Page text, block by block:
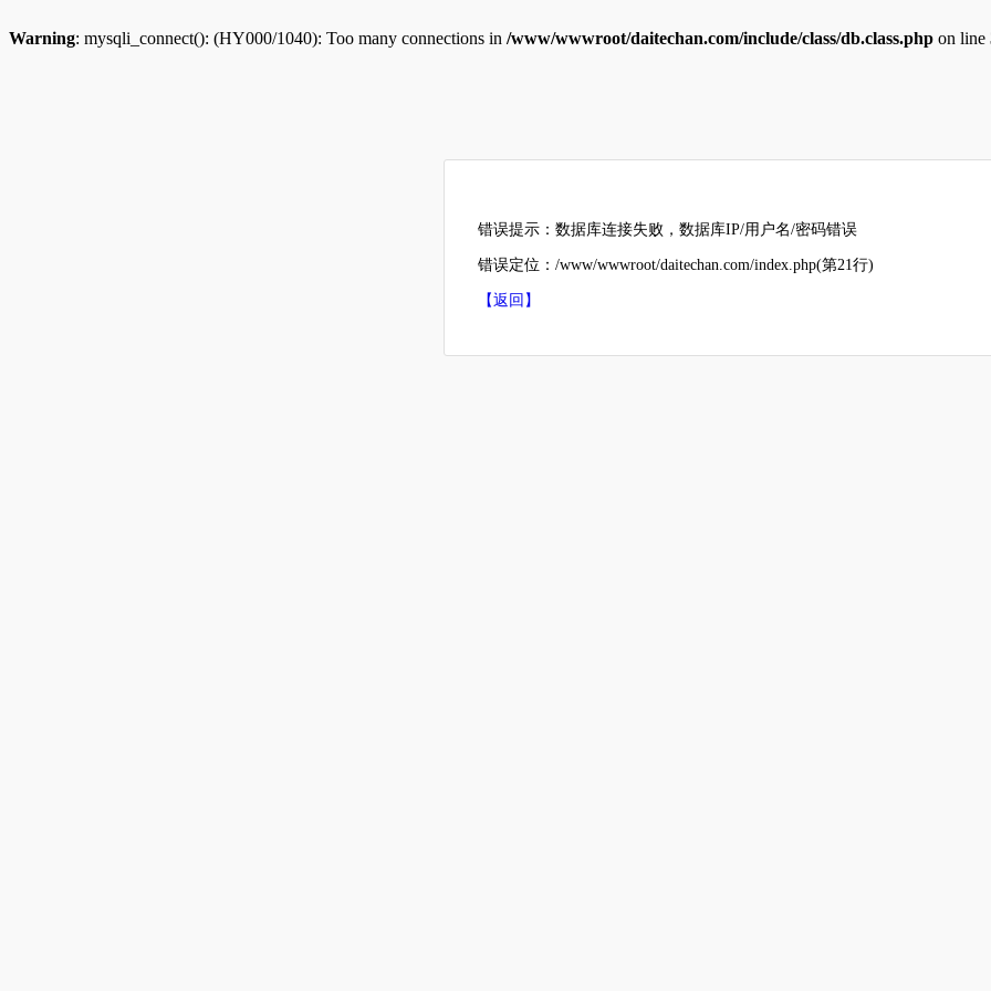
Warning: mysqli_connect(): (HY000/1040): Too many connections in /www/wwwroot/daitechan.com/include/class/db.class.php on line
错误提示：数据库连接失败，数据库IP/用户名/密码错误
错误定位：/www/wwwroot/daitechan.com/index.php(第21行)
【返回】